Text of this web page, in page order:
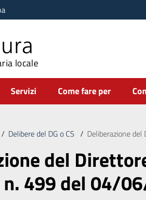
locale
Servizi Come fare per
/ Delibere del DG o CS / Deliberazione
del
n. 499 del 04/